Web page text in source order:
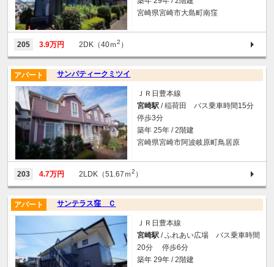
宮崎県宮崎市大島町南窪
205 3.9万円 2DK（40ｍ2 ）
サンパティークミツイ
アパート
ＪＲ日豊本線
宮崎駅 / 稲荷田 バス乗車時間15分
停歩3分
築年 25年 / 2階建
宮崎県宮崎市阿波岐原町鳥居原
203 4.7万円 2LDK（51.67ｍ2 ）
サンテラス窪 Ｃ
アパート
ＪＲ日豊本線
宮崎駅 / ふれあい広場 バス乗車時間
20分 停歩6分
築年 29年 / 2階建